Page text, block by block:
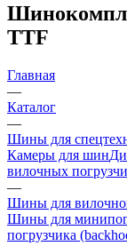
TTF
Главная
—
Каталог
—
Шины для
Камеры для шин
вилочных
—
Шины для
Шины для
погрузчика